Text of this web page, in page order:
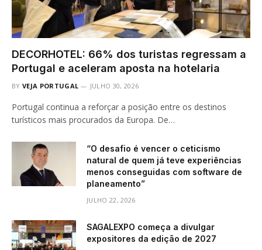
DECORHOTEL: 66% dos turistas regressam a
Portugal e aceleram aposta na hotelaria
BY VEJA PORTUGAL JULHO 30, 2026
Portugal continua a reforçar a posição entre os destinos
turísticos mais procurados da Europa. De…
“O desafio é vencer o ceticismo
natural de quem já teve experiências
menos conseguidas com software de
planeamento”
JULHO 22, 2026
SAGALEXPO começa a divulgar
expositores da edição de 2027